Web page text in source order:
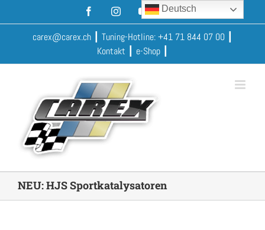
FacebookInstagramYouTubeXing
carex@carex.ch┃ Tuning-Hotline:+41 71 844 07 00┃
Kontakt
e-Shop┃
NEU: HJS Sportkatalysatoren
Deutsch